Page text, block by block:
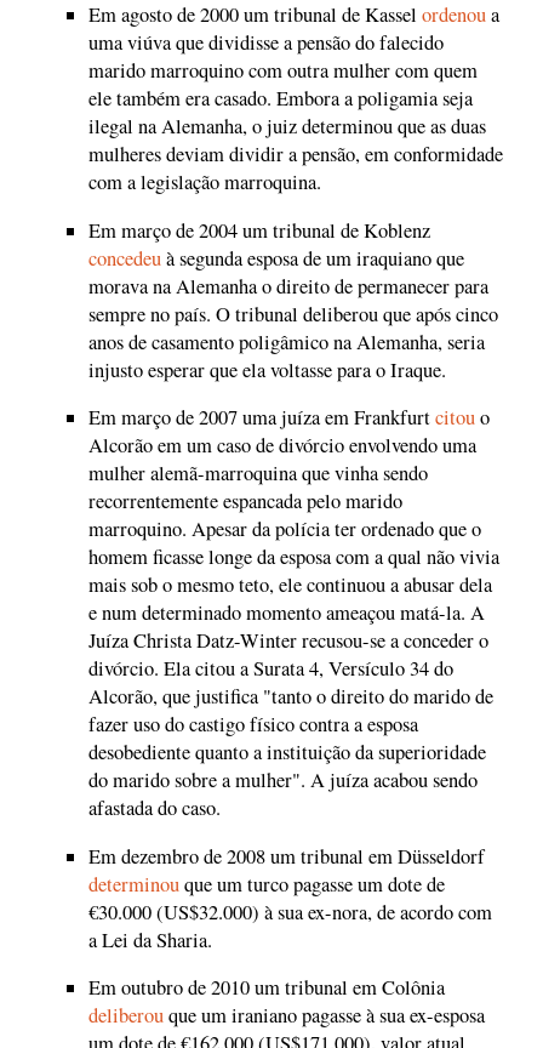
Em agosto de 2000 um tribunal de Kassel ordenoua
uma viúva que dividisse a pensão do falecido
marido marroquino com outra mulher com quem
ele também era casado. Embora a poligamia seja
ilegal na Alemanha, o juiz determinou que as duas
mulheres deviam dividir a pensão, em conformidade
com a legislação marroquina.
Em março de 2004 um tribunal de Koblenz
concedeuà segunda esposa de um iraquiano que
morava na Alemanha o direito de permanecer para
sempre no país. O tribunal deliberou que após cinco
anos de casamento poligâmico na Alemanha, seria
injusto esperar que ela voltasse para o Iraque.
Em março de 2007 uma juíza em Frankfurtcitouo
Alcorão em um caso de divórcio envolvendo uma
mulher alemã-marroquina que vinha sendo
recorrentemente espancada pelo marido
marroquino. Apesar da polícia ter ordenado que o
homem ficasse longe da esposa com a qual não vivia
mais sob o mesmo teto, ele continuou a abusar dela
e num determinado momento ameaçou matá-la. A
Juíza Christa Datz-Winter recusou-se a conceder o
divórcio. Ela citou a Surata 4, Versículo 34 do
Alcorão, que justifica "tanto o direito do marido de
fazer uso do castigo físico contra a esposa
desobediente quanto a instituição da superioridade
do marido sobre a mulher". A juíza acabou sendo
afastada do caso.
Em dezembro de 2008 um tribunal em Düsseldorf
determinouque um turco pagasse um dote de
€30.000 (US$32.000) à sua ex-nora, de acordo com
a Lei da Sharia.
Em outubro de 2010 um tribunal em Colônia
deliberouque um iraniano pagasse à sua ex-esposa